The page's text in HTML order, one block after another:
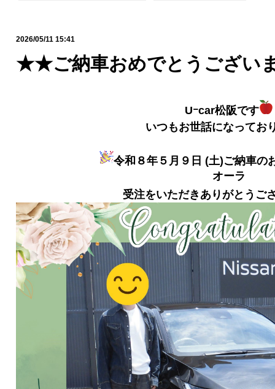
2026/05/11 15:41
★★ご納車おめでとうござ
Uｰcar松阪です
いつもお世話になってお
令和８年５月９日 (土)ご納車の
オーラ
受注をいただきありがとうご